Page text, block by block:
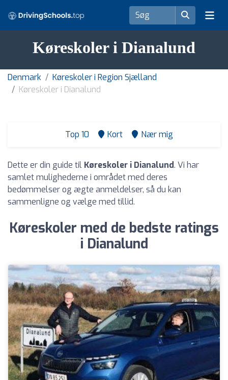
Køreskoler i Dianalund
Denmark
Køreskoler i Region Sjælland
Køreskoler i Dianalund
Top 10 Kort Nær mig
Dette er din guide til Køreskoler i Dianalund. Vi har
samlet mulighederne i området med deres
bedømmelser og ægte anmeldelser, så du kan
sammenligne og vælge med tillid.
Køreskoler med de bedste ratings
i Dianalund